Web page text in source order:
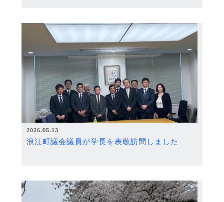
2026.05.13
浪江町議会議員が学長を表敬訪問しました